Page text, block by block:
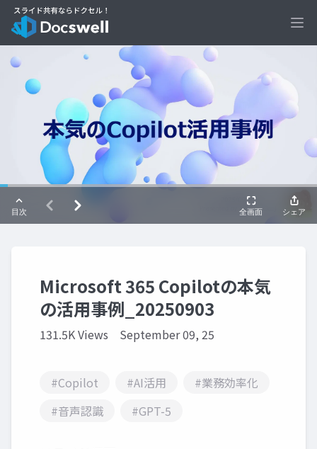
Microsoft 365 Copilotの本気
の活用事例_20250903
131.5K Views September 09, 25
#Copilot #AI活用
#業務効率化
#音声認識
#GPT-5